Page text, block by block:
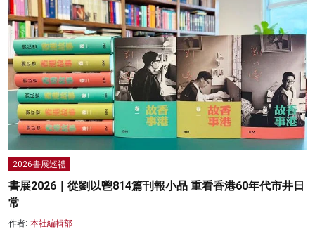
2026書展巡禮
書展2026｜從劉以鬯814篇刊報小品 重看香港60年代市井日
常
作者: 本社編輯部